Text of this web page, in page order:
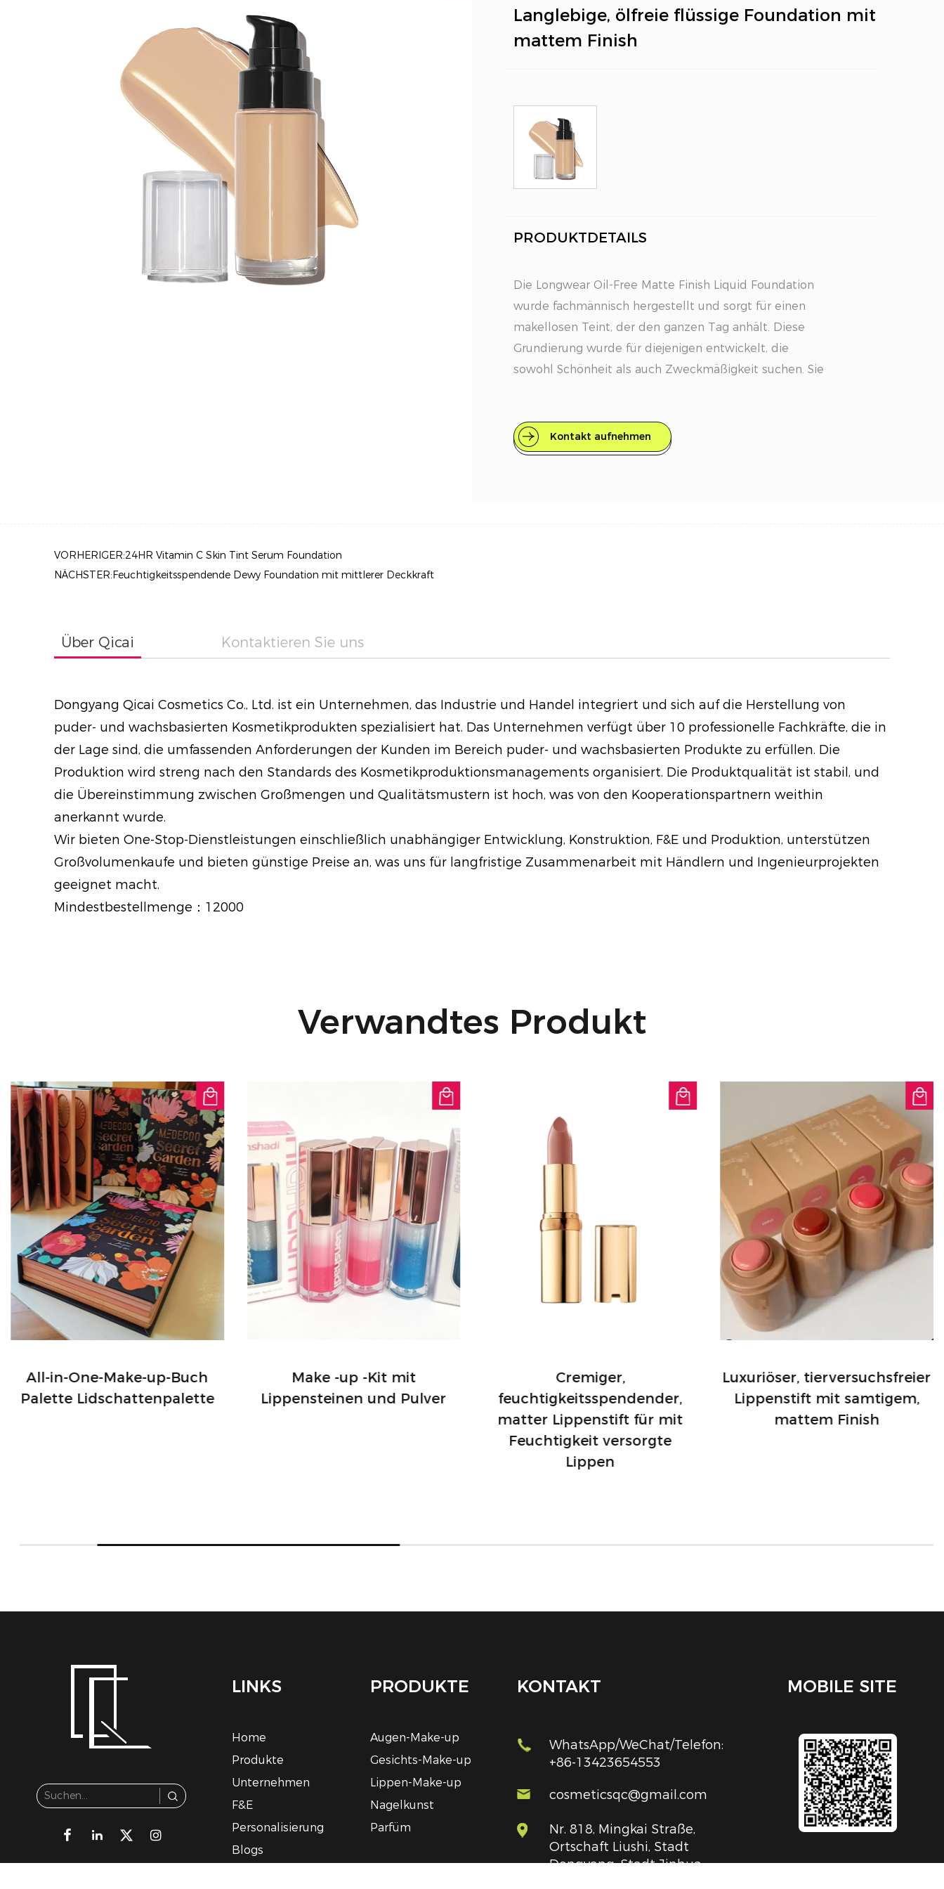
Langlebige, ölfreie flüssige Foundation mit
mattem Finish
PRODUKTDETAILS
Die Longwear Oil-Free Matte Finish Liquid Foundation
wurde fachmännisch hergestellt und sorgt für einen
makellosen Teint, der den ganzen Tag anhält. Diese
Grundierung wurde für diejenigen entwickelt, die
sowohl Schönheit als auch Zweckmäßigkeit suchen. Sie
Hauptmerkmale
aufrechtzuerhalten.
Natürliches, weiches Finish: Die Foundation bietet ein
weiches, mattes Finish, das der natürlichen Haut
nachempfunden ist und gleichzeitig 24 Stunden lang
Stoßsichere Leistung: Diese Grundierung wurde
verfügbaren Farbtönen ist diese Grundierung für alle
Egal, ob Sie zur Arbeit, zu einem besonderen Anlass
oder einfach nur einen Tagesausflug unternehmen, die
Longwear Oil-Free Matte Finish Liquid Foundation ist
Ihre Lösung für einen makellosen und natürlichen
Kontakt aufnehmen
VORHERIGER:24HR Vitamin C Skin Tint Serum Foundation
NÄCHSTER:Feuchtigkeitsspendende Dewy Foundation mit mittlerer Deckkraft
Über Qicai Kontaktieren Sie uns
Dongyang Qicai Cosmetics Co., Ltd. ist ein Unternehmen, das Industrie und Handel integriert und sich auf die Herstellung von
puder- und wachsbasierten Kosmetikprodukten spezialisiert hat. Das Unternehmen verfügt über 10 professionelle Fachkräfte, die in
der Lage sind, die umfassenden Anforderungen der Kunden im Bereich puder- und wachsbasierten Produkte zu erfüllen. Die
Produktion wird streng nach den Standards des Kosmetikproduktionsmanagements organisiert. Die Produktqualität ist stabil, und
die Übereinstimmung zwischen Großmengen und Qualitätsmustern ist hoch, was von den Kooperationspartnern weithin
anerkannt wurde.
Wir bieten One-Stop-Dienstleistungen einschließlich unabhängiger Entwicklung, Konstruktion, F&E und Produktion, unterstützen
Großvolumenkaufe und bieten günstige Preise an, was uns für langfristige Zusammenarbeit mit Händlern und Ingenieurprojekten
geeignet macht.
Mindestbestellmenge：12000
Verwandtes Produkt
All-in-One-Make-up-Buch
Palette Lidschattenpalette
Make -up -Kit mit
Lippensteinen und Pulver
Cremiger,
feuchtigkeitsspendender,
matter Lippenstift für mit
Feuchtigkeit versorgte
Lippen
Luxuriöser, tierversuchsfreier
Lippenstift mit samtigem,
mattem Finish
LINKS
Home
Produkte
Unternehmen
F&E
Personalisierung
Blogs
PRODUKTE
Augen-Make-up
Gesichts-Make-up
Lippen-Make-up
Nagelkunst
Parfüm
KONTAKT
WhatsApp/WeChat/Telefon:
+86-13423654553
cosmeticsqc@gmail.com
Nr. 818, Mingkai Straße,
Ortschaft Liushi, Stadt
Dongyang, Stadt Jinhua,
MOBILE SITE